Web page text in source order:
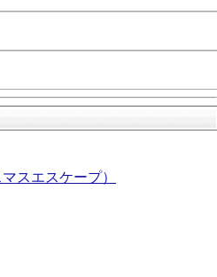
スエスケープ）